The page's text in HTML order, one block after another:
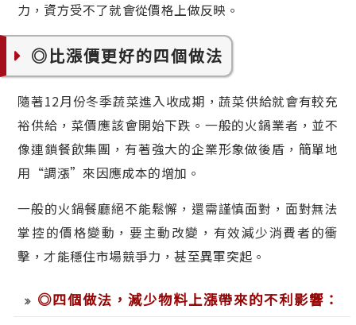
力，資方受不了就會從價格上做反映。
◎比漲價更好的四個做法
隨著12月份冬季蔬菜進入收成期，蔬菜供給就會有較充
裕供給，菜價應該會開始下跌。一般的火鍋業者，並不
像連鎖餐飲集團，有著強大的企業形象做後盾，簡單地
用“調漲”來因應成本的增加。
一般的火鍋餐廳絕不能鬆懈，還需謹慎面對，面對無法
掌控的價格變動，要主動改變，有效減少消費者的衝
擊，才能穩住市場競爭力，甚至異軍突起。
◎四個做法，減少物料上漲帶來的不利影響：